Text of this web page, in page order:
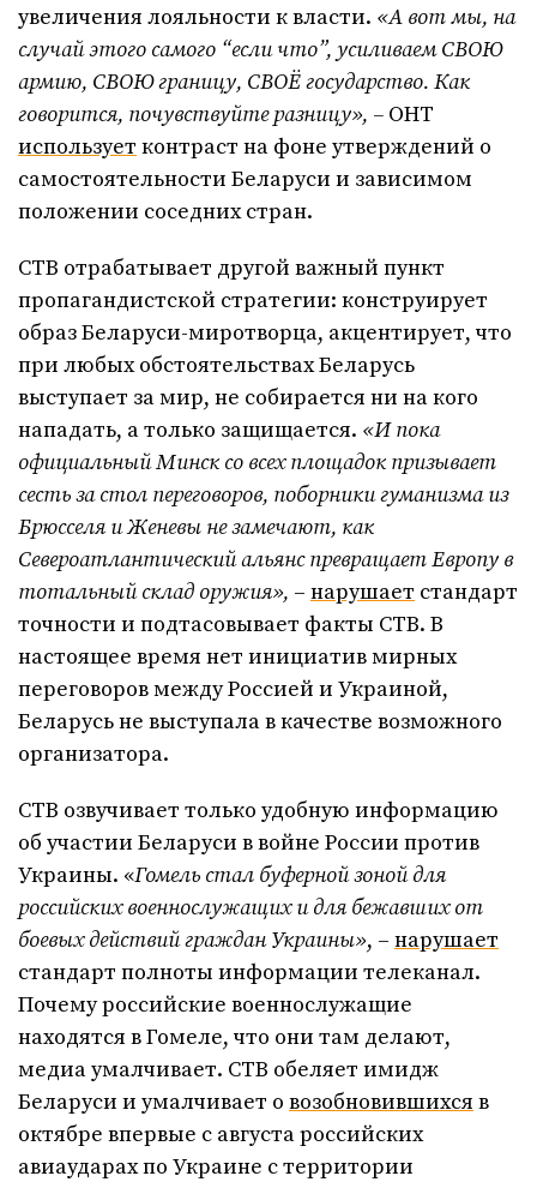
увеличения лояльности к власти. «А вот мы, на
случай этого самого “если что”, усиливаем СВОЮ
армию, СВОЮ границу, СВОЁ государство. Как
говорится, почувствуйте разницу», – ОНТ
использует контраст на фоне утверждений о
самостоятельности Беларуси и зависимом
положении соседних стран.
СТВ отрабатывает другой важный пункт
пропагандистской стратегии: конструирует
образ Беларуси-миротворца, акцентирует, что
при любых обстоятельствах Беларусь
выступает за мир, не собирается ни на кого
нападать, а только защищается. «И пока
официальный Минск со всех площадок призывает
сесть за стол переговоров, поборники гуманизма из
Брюсселя и Женевы не замечают, как
Североатлантический альянс превращает Европу в
тотальный склад оружия», – нарушает стандарт
точности и подтасовывает факты СТВ. В
настоящее время нет инициатив мирных
переговоров между Россией и Украиной,
Беларусь не выступала в качестве возможного
организатора.
СТВ озвучивает только удобную информацию
об участии Беларуси в войне России против
Украины. «Гомель стал буферной зоной для
российских военнослужащих и для бежавших от
боевых действий граждан Украины», – нарушает
стандарт полноты информации телеканал.
Почему российские военнослужащие
находятся в Гомеле, что они там делают,
медиа умалчивает. СТВ обеляет имидж
Беларуси и умалчивает о возобновившихся в
октябре впервые с августа российских
авиаударах по Украине с территории